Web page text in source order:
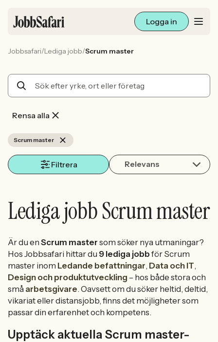
Logga in
Arbetsliv och karriär
Sök med AI
Jobbsafari/Lediga jobb/Scrum master
Rensa alla
Scrum master
Filtrera Relevans
Lediga jobb Scrum master
Är du en Scrum master som söker nya utmaningar?
Hos Jobbsafari hittar du 9 lediga jobb för Scrum
master inom Ledande befattningar, Data och IT,
Design och produktutveckling – hos både stora och
små arbetsgivare. Oavsett om du söker heltid, deltid,
vikariat eller distansjobb, finns det möjligheter som
passar din erfarenhet och kompetens.
Upptäck aktuella Scrum master-